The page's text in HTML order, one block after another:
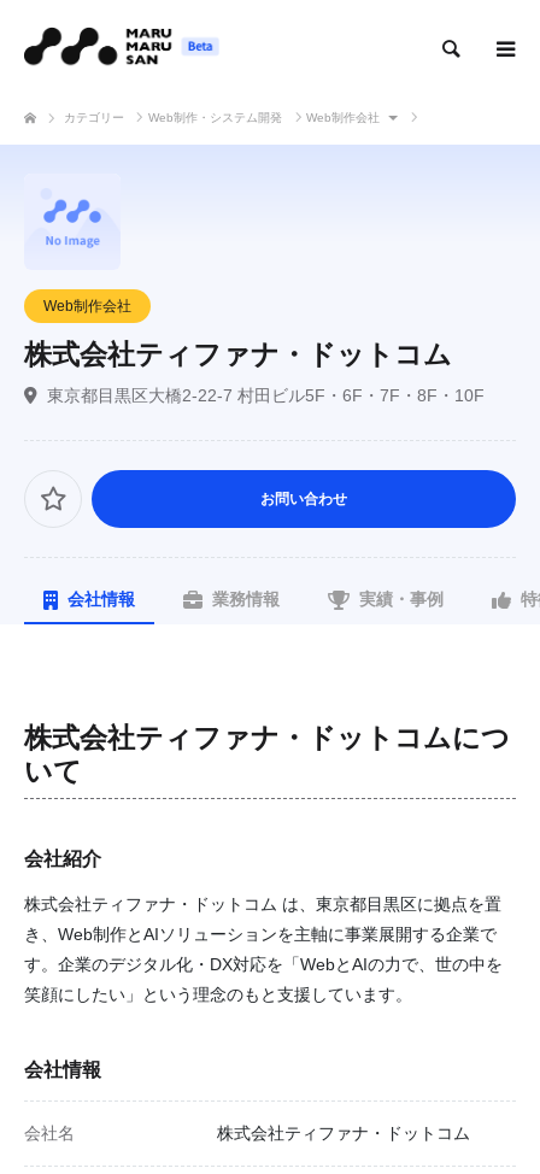
カテゴリー Web制作・システム開発 Web制作会社
Web制作会社
株式会社ティファナ・ドットコム
東京都目黒区大橋2-22-7 村田ビル5F・6F・7F・8F・10F
お問い合わせ
会社情報 業務情報 実績・事例
株式会社ティファナ・ドットコムにつ
いて
会社紹介
株式会社ティファナ・ドットコム は、東京都目黒区に拠点を置
き、Web制作とAIソリューションを主軸に事業展開する企業で
す。企業のデジタル化・DX対応を「WebとAIの力で、世の中を
笑顔にしたい」という理念のもと支援しています。
会社情報
会社名 株式会社ティファナ・ドットコム